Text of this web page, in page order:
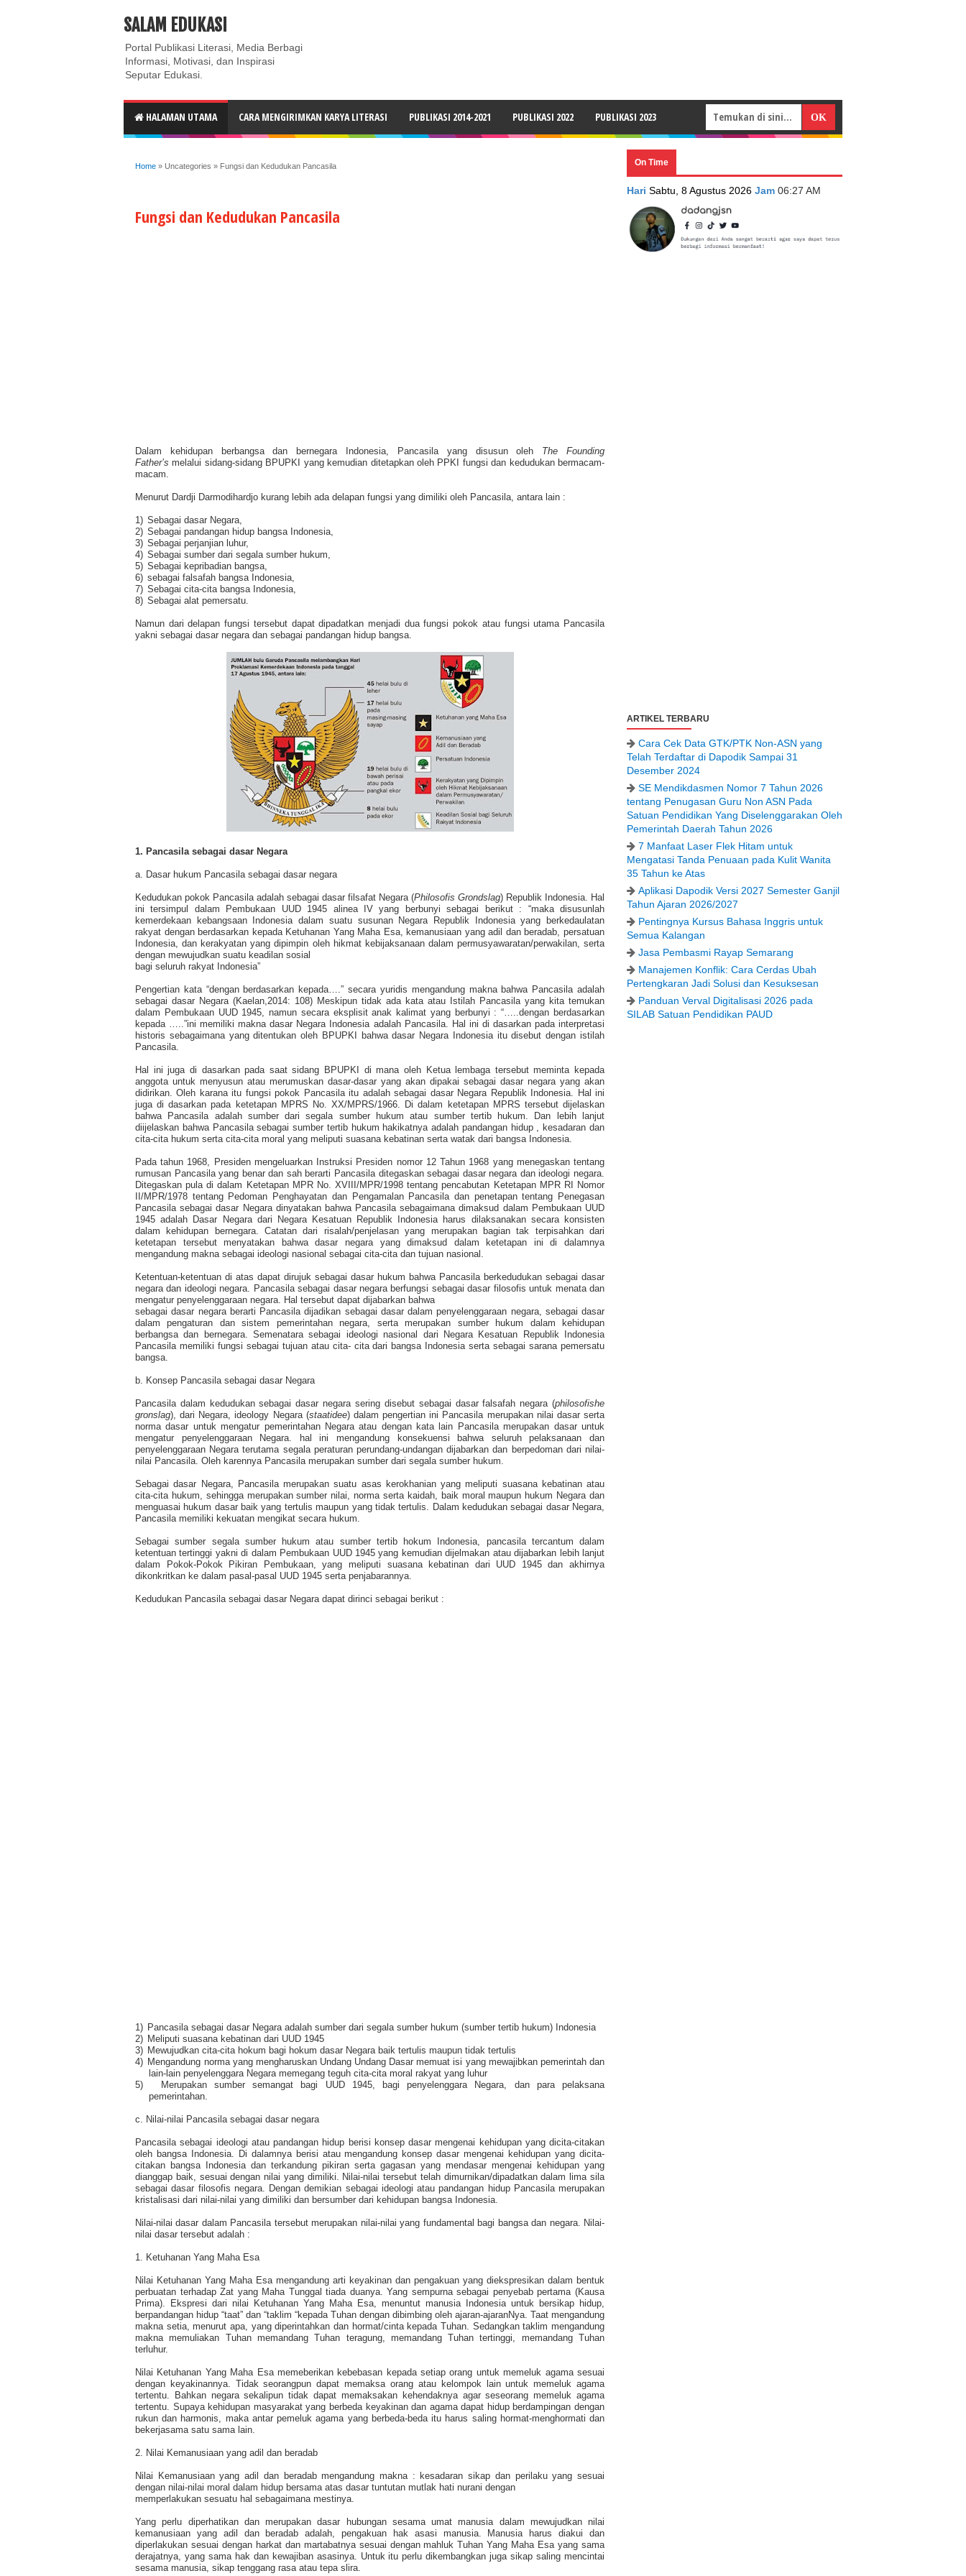
ABOUT CONTACT US
SALAM EDUKASI
Portal Publikasi Literasi, Media Berbagi
Informasi, Motivasi, dan Inspirasi
Seputar Edukasi.
HALAMAN UTAMA CARA MENGIRIMKAN KARYA LITERASI PUBLIKASI 2014-2021 PUBLIKASI 2022 PUBLIKASI 2023
Home » Uncategories » Fungsi dan Kedudukan Pancasila
Fungsi dan Kedudukan Pancasila
Dalam kehidupan berbangsa dan bernegara Indonesia, Pancasila yang disusun oleh The Founding
Father’smelalui sidang-sidang BPUPKI yang kemudian ditetapkan oleh PPKI fungsi dan kedudukan bermacam-
macam.
Menurut Dardji Darmodihardjo kurang lebih ada delapan fungsi yang dimiliki oleh Pancasila, antara lain :
1) Sebagai dasar Negara,
2) Sebagai pandangan hidup bangsa Indonesia,
3) Sebagai perjanjian luhur,
4) Sebagai sumber dari segala sumber hukum,
5) Sebagai kepribadian bangsa,
6) sebagai falsafah bangsa Indonesia,
7) Sebagai cita-cita bangsa Indonesia,
8) Sebagai alat pemersatu.
Namun dari delapan fungsi tersebut dapat dipadatkan menjadi dua fungsi pokok atau fungsi utama Pancasila
yakni sebagai dasar negara dan sebagai pandangan hidup bangsa.
1. Pancasila sebagai dasar Negara
a. Dasar hukum Pancasila sebagai dasar negara
Kedudukan pokok Pancasila adalah sebagai dasar filsafat Negara (Philosofis Grondslag) Republik Indonesia. Hal
ini tersimpul dalam Pembukaan UUD 1945 alinea IV yang berbunyi sebagai berikut : “maka disusunlah
kemerdekaan kebangsaan Indonesia dalam suatu susunan Negara Republik Indonesia yang berkedaulatan
rakyat dengan berdasarkan kepada Ketuhanan Yang Maha Esa, kemanusiaan yang adil dan beradab, persatuan
Indonesia, dan kerakyatan yang dipimpin oleh hikmat kebijaksanaan dalam permusyawaratan/perwakilan, serta
dengan mewujudkan suatu keadilan sosial
bagi seluruh rakyat Indonesia”
Pengertian kata “dengan berdasarkan kepada….” secara yuridis mengandung makna bahwa Pancasila adalah
sebagai dasar Negara (Kaelan,2014: 108) Meskipun tidak ada kata atau Istilah Pancasila yang kita temukan
dalam Pembukaan UUD 1945, namun secara eksplisit anak kalimat yang berbunyi : “…..dengan berdasarkan
kepada …..”ini memiliki makna dasar Negara Indonesia adalah Pancasila. Hal ini di dasarkan pada interpretasi
historis sebagaimana yang ditentukan oleh BPUPKI bahwa dasar Negara Indonesia itu disebut dengan istilah
Pancasila.
Hal ini juga di dasarkan pada saat sidang BPUPKI di mana oleh Ketua lembaga tersebut meminta kepada
anggota untuk menyusun atau merumuskan dasar-dasar yang akan dipakai sebagai dasar negara yang akan
didirikan. Oleh karana itu fungsi pokok Pancasila itu adalah sebagai dasar Negara Republik Indonesia. Hal ini
juga di dasarkan pada ketetapan MPRS No. XX/MPRS/1966. Di dalam ketetapan MPRS tersebut dijelaskan
bahwa Pancasila adalah sumber dari segala sumber hukum atau sumber tertib hukum. Dan lebih lanjut
diijelaskan bahwa Pancasila sebagai sumber tertib hukum hakikatnya adalah pandangan hidup , kesadaran dan
cita-cita hukum serta cita-cita moral yang meliputi suasana kebatinan serta watak dari bangsa Indonesia.
Pada tahun 1968, Presiden mengeluarkan Instruksi Presiden nomor 12 Tahun 1968 yang menegaskan tentang
rumusan Pancasila yang benar dan sah berarti Pancasila ditegaskan sebagai dasar negara dan ideologi negara.
Ditegaskan pula di dalam Ketetapan MPR No. XVIII/MPR/1998 tentang pencabutan Ketetapan MPR RI Nomor
II/MPR/1978 tentang Pedoman Penghayatan dan Pengamalan Pancasila dan penetapan tentang Penegasan
Pancasila sebagai dasar Negara dinyatakan bahwa Pancasila sebagaimana dimaksud dalam Pembukaan UUD
1945 adalah Dasar Negara dari Negara Kesatuan Republik Indonesia harus dilaksanakan secara konsisten
dalam kehidupan bernegara. Catatan dari risalah/penjelasan yang merupakan bagian tak terpisahkan dari
ketetapan tersebut menyatakan bahwa dasar negara yang dimaksud dalam ketetapan ini di dalamnya
mengandung makna sebagai ideologi nasional sebagai cita-cita dan tujuan nasional.
Ketentuan-ketentuan di atas dapat dirujuk sebagai dasar hukum bahwa Pancasila berkedudukan sebagai dasar
negara dan ideologi negara. Pancasila sebagai dasar negara berfungsi sebagai dasar filosofis untuk menata dan
mengatur penyelenggaraan negara. Hal tersebut dapat dijabarkan bahwa
sebagai dasar negara berarti Pancasila dijadikan sebagai dasar dalam penyelenggaraan negara, sebagai dasar
dalam pengaturan dan sistem pemerintahan negara, serta merupakan sumber hukum dalam kehidupan
berbangsa dan bernegara. Semenatara sebagai ideologi nasional dari Negara Kesatuan Republik Indonesia
Pancasila memiliki fungsi sebagai tujuan atau cita- cita dari bangsa Indonesia serta sebagai sarana pemersatu
bangsa.
b. Konsep Pancasila sebagai dasar Negara
Pancasila dalam kedudukan sebagai dasar negara sering disebut sebagai dasar falsafah negara (philosofishe
gronslag), dari Negara, ideology Negara (staatidee) dalam pengertian ini Pancasila merupakan nilai dasar serta
norma dasar untuk mengatur pemerintahan Negara atau dengan kata lain Pancasila merupakan dasar untuk
mengatur penyelenggaraan Negara. hal ini mengandung konsekuensi bahwa seluruh pelaksanaan dan
penyelenggaraan Negara terutama segala peraturan perundang-undangan dijabarkan dan berpedoman dari nilai-
nilai Pancasila. Oleh karennya Pancasila merupakan sumber dari segala sumber hukum.
Sebagai dasar Negara, Pancasila merupakan suatu asas kerokhanian yang meliputi suasana kebatinan atau
cita-cita hukum, sehingga merupakan sumber nilai, norma serta kaidah, baik moral maupun hukum Negara dan
menguasai hukum dasar baik yang tertulis maupun yang tidak tertulis. Dalam kedudukan sebagai dasar Negara,
Pancasila memiliki kekuatan mengikat secara hukum.
Sebagai sumber segala sumber hukum atau sumber tertib hokum Indonesia, pancasila tercantum dalam
ketentuan tertinggi yakni di dalam Pembukaan UUD 1945 yang kemudian dijelmakan atau dijabarkan lebih lanjut
dalam Pokok-Pokok Pikiran Pembukaan, yang meliputi suasana kebatinan dari UUD 1945 dan akhirnya
dikonkritkan ke dalam pasal-pasal UUD 1945 serta penjabarannya.
Kedudukan Pancasila sebagai dasar Negara dapat dirinci sebagai berikut :
1) Pancasila sebagai dasar Negara adalah sumber dari segala sumber hukum (sumber tertib hukum) Indonesia
2) Meliputi suasana kebatinan dari UUD 1945
3) Mewujudkan cita-cita hokum bagi hokum dasar Negara baik tertulis maupun tidak tertulis
4) Mengandung norma yang mengharuskan Undang Undang Dasar memuat isi yang mewajibkan pemerintah dan
lain-lain penyelenggara Negara memegang teguh cita-cita moral rakyat yang luhur
5)
Merupakan sumber semangat bagi UUD 1945, bagi penyelenggara Negara, dan para pelaksana
pemerintahan.
c. Nilai-nilai Pancasila sebagai dasar negara
Pancasila sebagai ideologi atau pandangan hidup berisi konsep dasar mengenai kehidupan yang dicita-citakan
oleh bangsa Indonesia. Di dalamnya berisi atau mengandung konsep dasar mengenai kehidupan yang dicita-
citakan bangsa Indonesia dan terkandung pikiran serta gagasan yang mendasar mengenai kehidupan yang
dianggap baik, sesuai dengan nilai yang dimiliki. Nilai-nilai tersebut telah dimurnikan/dipadatkan dalam lima sila
sebagai dasar filosofis negara. Dengan demikian sebagai ideologi atau pandangan hidup Pancasila merupakan
kristalisasi dari nilai-nilai yang dimiliki dan bersumber dari kehidupan bangsa Indonesia.
Nilai-nilai dasar dalam Pancasila tersebut merupakan nilai-nilai yang fundamental bagi bangsa dan negara. Nilai-
nilai dasar tersebut adalah :
1. Ketuhanan Yang Maha Esa
Nilai Ketuhanan Yang Maha Esa mengandung arti keyakinan dan pengakuan yang diekspresikan dalam bentuk
perbuatan terhadap Zat yang Maha Tunggal tiada duanya. Yang sempurna sebagai penyebab pertama (Kausa
Prima). Ekspresi dari nilai Ketuhanan Yang Maha Esa, menuntut manusia Indonesia untuk bersikap hidup,
berpandangan hidup “taat” dan “taklim “kepada Tuhan dengan dibimbing oleh ajaran-ajaranNya. Taat mengandung
makna setia, menurut apa, yang diperintahkan dan hormat/cinta kepada Tuhan. Sedangkan taklim mengandung
makna memuliakan Tuhan memandang Tuhan teragung, memandang Tuhan tertinggi, memandang Tuhan
terluhur.
Nilai Ketuhanan Yang Maha Esa memeberikan kebebasan kepada setiap orang untuk memeluk agama sesuai
dengan keyakinannya. Tidak seorangpun dapat memaksa orang atau kelompok lain untuk memeluk agama
tertentu. Bahkan negara sekalipun tidak dapat memaksakan kehendaknya agar seseorang memeluk agama
tertentu. Supaya kehidupan masyarakat yang berbeda keyakinan dan agama dapat hidup berdampingan dengan
rukun dan harmonis, maka antar pemeluk agama yang berbeda-beda itu harus saling hormat-menghormati dan
bekerjasama satu sama lain.
2. Nilai Kemanusiaan yang adil dan beradab
Nilai Kemanusiaan yang adil dan beradab mengandung makna : kesadaran sikap dan perilaku yang sesuai
dengan nilai-nilai moral dalam hidup bersama atas dasar tuntutan mutlak hati nurani dengan
memperlakukan sesuatu hal sebagaimana mestinya.
Yang perlu diperhatikan dan merupakan dasar hubungan sesama umat manusia dalam mewujudkan nilai
kemanusiaan yang adil dan beradab adalah, pengakuan hak asasi manusia. Manusia harus diakui dan
diperlakukan sesuai dengan harkat dan martabatnya sesuai dengan mahluk Tuhan Yang Maha Esa yang sama
derajatnya, yang sama hak dan kewajiban asasinya. Untuk itu perlu dikembangkan juga sikap saling mencintai
sesama manusia, sikap tenggang rasa atau tepa slira.
On Time
Hari Sabtu, 8 Agustus 2026 Jam 06:27 AM
ARTIKEL TERBARU
Cara Cek Data GTK/PTK Non-ASN yang
Telah Terdaftar di Dapodik Sampai 31
Desember 2024
SE Mendikdasmen Nomor 7 Tahun 2026
tentang Penugasan Guru Non ASN Pada
Satuan Pendidikan Yang Diselenggarakan Oleh
Pemerintah Daerah Tahun 2026
7 Manfaat Laser Flek Hitam untuk
Mengatasi Tanda Penuaan pada Kulit Wanita
35 Tahun ke Atas
Aplikasi Dapodik Versi 2027 Semester Ganjil
Tahun Ajaran 2026/2027
Pentingnya Kursus Bahasa Inggris untuk
Semua Kalangan
Jasa Pembasmi Rayap Semarang
Manajemen Konflik: Cara Cerdas Ubah
Pertengkaran Jadi Solusi dan Kesuksesan
Panduan Verval Digitalisasi 2026 pada
SILAB Satuan Pendidikan PAUD